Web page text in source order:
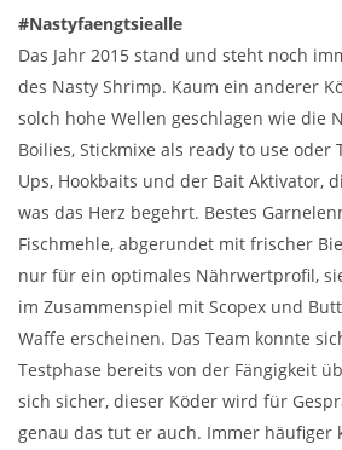
#Nastyfaengtsiealle
Das Jahr 2015 stand und steht noch
des Nasty Shrimp. Kaum ein anderer
solch hohe Wellen geschlagen wie die
Boilies, Stickmixe als ready to use oder
Ups, Hookbaits und der Bait Aktivator,
was das Herz begehrt. Bestes
Fischmehle, abgerundet mit frischer
nur für ein optimales Nährwertprofil,
im Zusammenspiel mit Scopex und
Waffe erscheinen. Das Team konnte
Testphase bereits von der Fängigkeit
sich sicher, dieser Köder wird für
genau das tut er auch. Immer häufiger